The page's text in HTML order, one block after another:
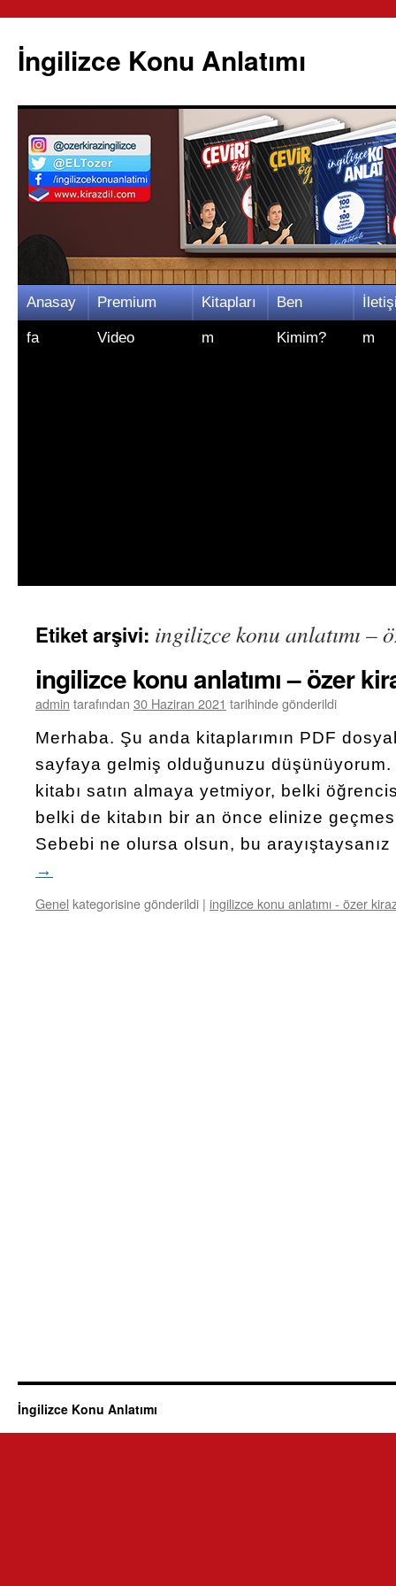
İngilizce Konu Anlatımı
İçeriğe
atla
Anasay
fa
Premium
Video
Kitapları
m
Ben
Kimim? m
Etiket arşivi: ingilizce konu anlatımı –
ingilizce konu anlatımı – özer
admin tarafından 30 Haziran 2021 tarihinde gönderildi
Merhaba. Şu anda kitaplarımın PDF
sayfaya gelmiş olduğunuzu
kitabı satın almaya yetmiyor, belki
belki de kitabın bir an önce elinize
Sebebi ne olursa olsun, bu
→
Genel kategorisine gönderildi | ingilizce konu anlatımı - özer
İngilizce Konu Anlatımı